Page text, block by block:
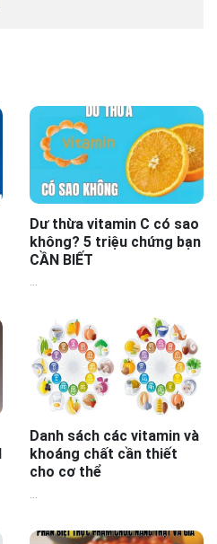
Dư thừa vitamin C có sao
không? 5 triệu chứng bạn
CẦN BIẾT
Danh sách các vitamin và
khoáng chất cần thiết
cho cơ thể